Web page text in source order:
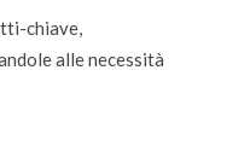
chiave,
alle necessità